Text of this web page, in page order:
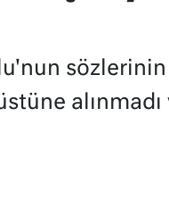
sözlerinin
alınmadı